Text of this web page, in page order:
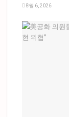
8월 6, 2026